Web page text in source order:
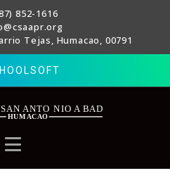
852-1616
Tejas, Humacao, 00791